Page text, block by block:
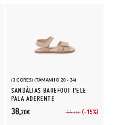
(3 CORES) (TAMANHO 20 - 34)
SANDÁLIAS BAREFOOT PELE
PALA ADERENTE
44,95€ (-15%)
38,20€